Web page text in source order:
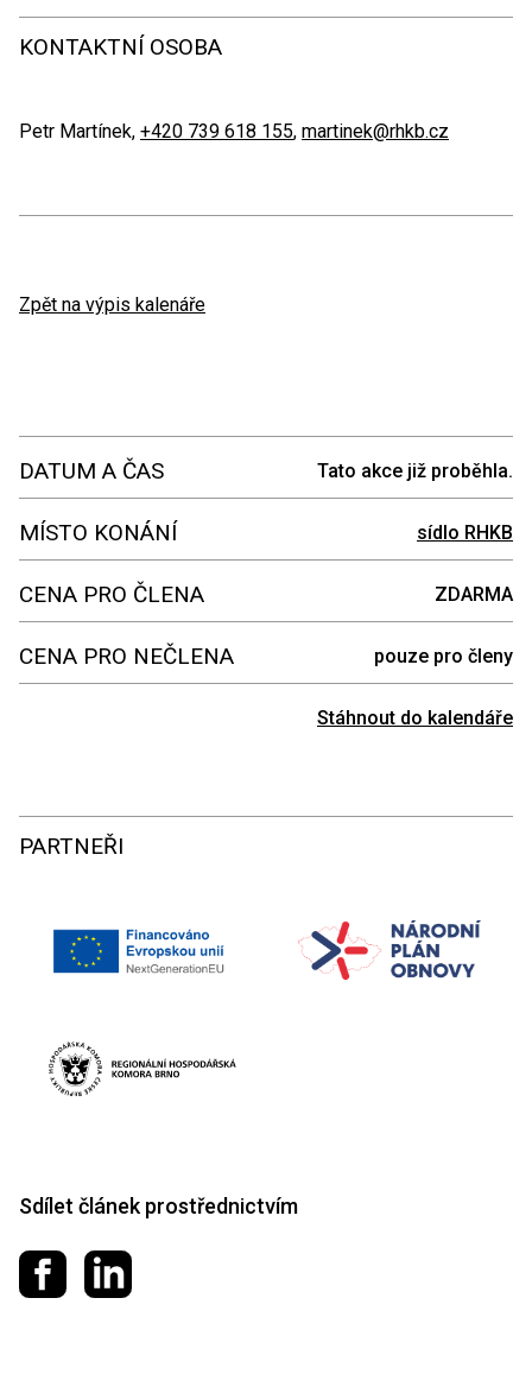
KONTAKTNÍ OSOBA
Petr Martínek, +420 739 618 155, martinek@rhkb.cz
Zpět na výpis kalenáře
DATUM A ČAS Tato akce již proběhla.
MÍSTO KONÁNÍ sídlo RHKB
CENA PRO ČLENA ZDARMA
CENA PRO NEČLENA pouze pro členy
Stáhnout do kalendáře
PARTNEŘI
Sdílet článek prostřednictvím
Sdílet na Facebooku
Sdílet na LinkedIn